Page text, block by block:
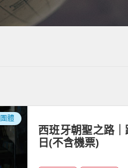
團體
西班牙朝聖之路
日(不含機票)